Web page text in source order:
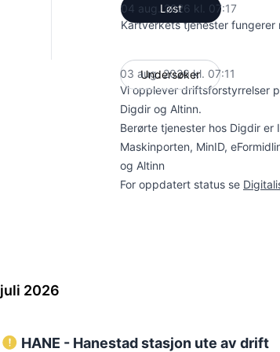
Løst
04 aug. 2026 kl. 07:17
Kartverkets tjenester fungerer
Undersøker
03 aug. 2026 kl. 07:11
Vi opplever driftsforstyrrelser
Digdir og Altinn.
Berørte tjenester hos Digdir
Maskinporten, MinID,
og Altinn
For oppdatert status se
juli 2026
HANE - Hanestad stasjon ute av drift